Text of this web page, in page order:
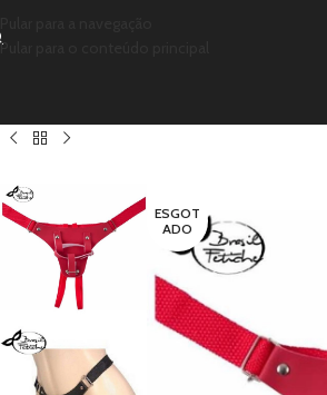
Pular para o conteúdo principal
ESGOT
ADO